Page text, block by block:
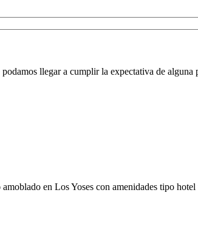
llegar a cumplir la expectativa de alguna